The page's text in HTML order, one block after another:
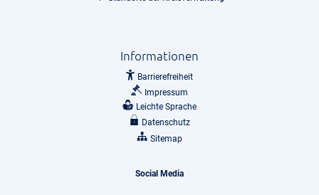
Informationen
Barrierefreiheit
Impressum
Leichte Sprache
Datenschutz
Sitemap
Social Media